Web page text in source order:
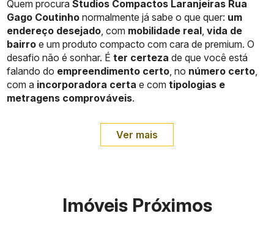
Quem procuraStudios Compactos Laranjeiras Rua
Gago Coutinho normalmente já sabe o que quer: um
endereço desejado, com mobilidade real,vida de
bairro e um produto compacto com cara de premium. O
desafio não é sonhar. Éter certeza de que você está
falando do empreendimento certo, no número certo,
com a incorporadora certa e comtipologias e
metragens comprováveis.
Ver mais
Imóveis Próximos